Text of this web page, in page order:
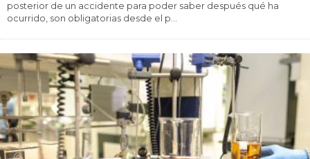
posterior de un accidente para poder saber después qué ha
ocurrido, son obligatorias desde el p...